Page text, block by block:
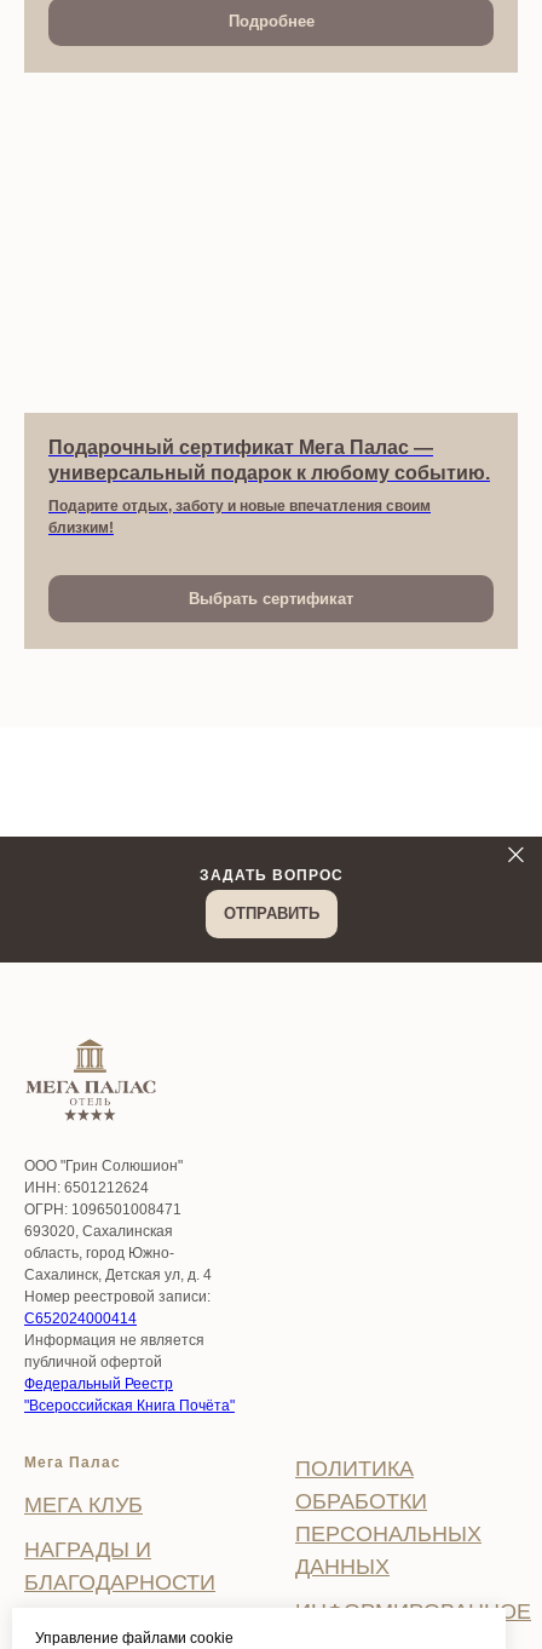
Подробнее
Подарочный сертификат Мега Палас —
универсальный подарок к любому событию.
Подарите отдых, заботу и новые впечатления своим
близким!
Выбрать сертификат
Управление файлами cookie
ЗАДАТЬ ВОПРОС
ОТПРАВИТЬ
ООО "Грин Солюшион"
ИНН: 6501212624
ОГРН: 1096501008471
693020, Сахалинская
область, город Южно-
Сахалинск, Детская ул, д. 4
Номер реестровой записи:
С652024000414
Информация не является
публичной офертой
Федеральный Реестр
"Всероссийская Книга Почёта"
Мега Палас
МЕГА КЛУБ
НАГРАДЫ И
БЛАГОДАРНОСТИ
ВАКАНСИИ
ПОЛИТИКА
ОБРАБОТКИ
ПЕРСОНАЛЬНЫХ
ДАННЫХ
ИНФОРМИРОВАННОЕ